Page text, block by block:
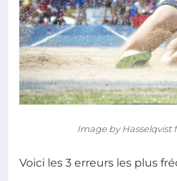
Image by Hasselqvist
Voici les 3 erreurs les plus